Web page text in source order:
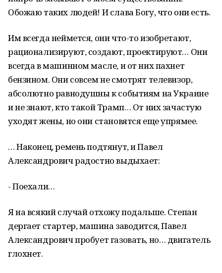
Обожаю таких людей! И слава Богу, что они есть.
Им всегда неймется, они что-то изобретают,
рационализируют, создают, проектируют… Они
всегда в машинном масле, и от них пахнет
бензином. Они совсем не смотрят телевизор,
абсолютно равнодушны к событиям на Украине
и не знают, кто такой Трамп… От них зачастую
уходят жены, но они становятся еще упрямее.
… Наконец, ремень подтянут, и Павел
Александрович радостно выдыхает:
- Поехали…
Я на всякий случай отхожу подальше. Степан
дергает стартер, машина заводится, Павел
Александрович пробует газовать, но… двигатель
глохнет.